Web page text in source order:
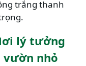
trắng thanh
lý tưởng
nhỏ